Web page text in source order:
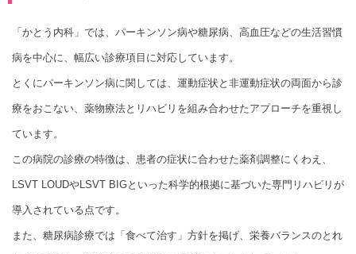
「かとう内科」では、パーキンソン病や糖尿病、高血圧などの生活習慣
病を中心に、幅広い診療項目に対応しています。
とくにパーキンソン病に関しては、運動症状と非運動症状の両面から診
療をおこない、薬物療法とリハビリを組み合わせたアプローチを重視し
ています。
この病院の診療の特徴は、患者の症状に合わせた薬剤調整にくわえ、
LSVT LOUDやLSVT BIGといった科学的根拠に基づいた専門リハビリが
導入されている点です。
また、糖尿病診療では「食べて治す」方針を掲げ、栄養バランスのとれ